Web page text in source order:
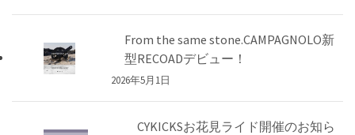
From the same stone.CAMPAGNOLO新
型RECOADデビュー！
2026年5月1日
CYKICKSお花見ライド開催のお知ら